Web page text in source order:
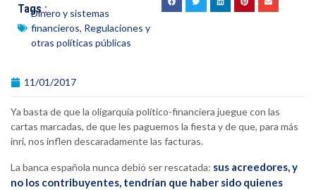
Tags :Dinero y sistemas
financieros, Regulaciones y
otras políticas públicas
11/01/2017
Ya basta de que la oligarquía político-financiera juegue con las
cartas marcadas, de que les paguemos la fiesta y de que, para más
inri, nos inflen descaradamente las facturas.
La banca española nunca debió ser rescatada: sus acreedores, y
no los contribuyentes, tendrían que haber sido quienes